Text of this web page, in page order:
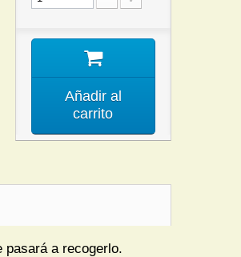
Añadir al
carrito
pasará a recogerlo.